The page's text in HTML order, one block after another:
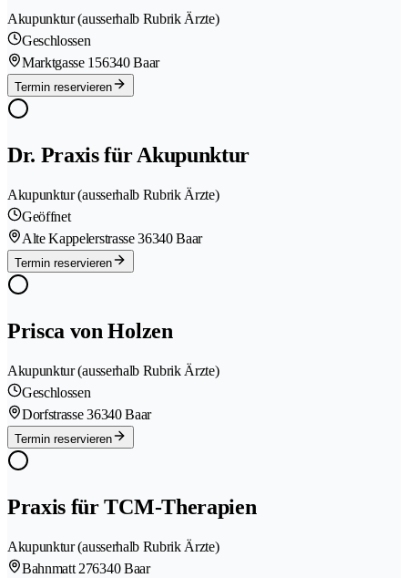
Akupunktur (ausserhalb Rubrik Ärzte)
Geschlossen
Marktgasse 156340 Baar
Termin reservieren
Dr. Praxis für Akupunktur
Akupunktur (ausserhalb Rubrik Ärzte)
Geöffnet
Alte Kappelerstrasse 36340 Baar
Termin reservieren
Prisca von Holzen
Akupunktur (ausserhalb Rubrik Ärzte)
Geschlossen
Dorfstrasse 36340 Baar
Termin reservieren
Praxis für TCM-Therapien
Akupunktur (ausserhalb Rubrik Ärzte)
Bahnmatt 276340 Baar